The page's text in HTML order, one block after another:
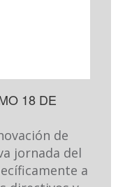
18 DE
de
jornada del
a